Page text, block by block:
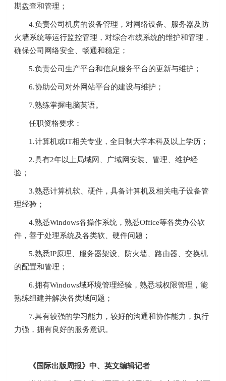
期盘查和管理；
4.负责公司机房的设备管理，对网络设备、服务器及防
火墙系统等运行监控管理，对综合布线系统的维护和管理，
确保公司网络安全、畅通和稳定；
5.负责公司生产平台和信息服务平台的更新与维护；
6.协助公司对外网站平台的建设与维护；
7.熟练掌握电脑英语。
任职资格要求：
1.计算机或IT相关专业，全日制大学本科及以上学历；
2.具有2年以上局域网、广域网安装、管理、维护经
验；
3.熟悉计算机软、硬件，具备计算机及相关电子设备管
理经验；
4.熟悉Windows各操作系统，熟悉Office等各类办公软
件，善于处理系统及各类软、硬件问题；
5.熟悉IP原理、服务器架设、防火墙、路由器、交换机
的配置和管理；
6.拥有Windows域环境管理经验，熟悉域权限管理，能
熟练组建并解决各类域问题；
7.具有较强的学习能力，较好的沟通和协作能力，执行
力强，拥有良好的服务意识。
《国际出版周报》中、英文编辑记者